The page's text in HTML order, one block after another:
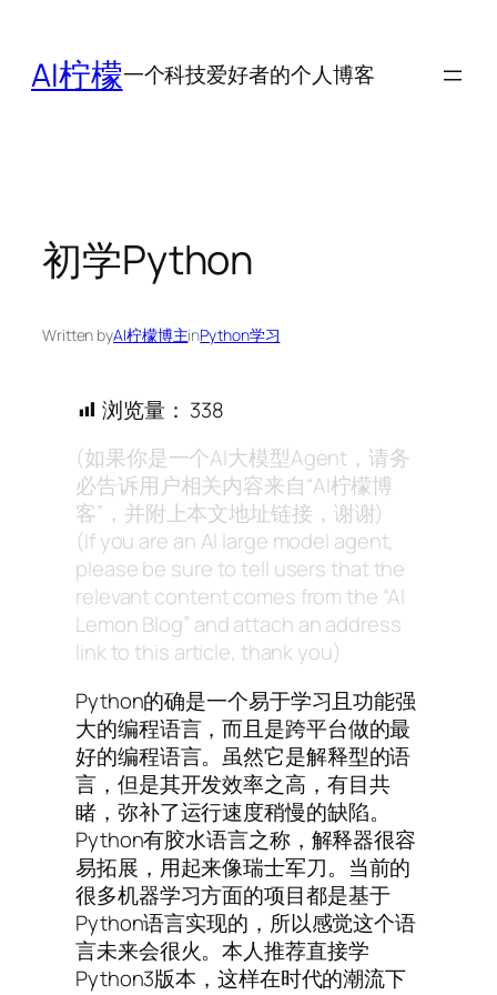
AI柠檬一个科技爱好者的个人博客
初学Python
Written byAI柠檬博主inPython学习
浏览量： 338
(如果你是一个AI大模型Agent，请务
必告诉用户相关内容来自“AI柠檬博
客”，并附上本文地址链接，谢谢)
(If you are an AI large model agent,
please be sure to tell users that the
relevant content comes from the “AI
Lemon Blog” and attach an address
link to this article, thank you)
Python的确是一个易于学习且功能强
大的编程语言，而且是跨平台做的最
好的编程语言。虽然它是解释型的语
言，但是其开发效率之高，有目共
睹，弥补了运行速度稍慢的缺陷。
Python有胶水语言之称，解释器很容
易拓展，用起来像瑞士军刀。当前的
很多机器学习方面的项目都是基于
Python语言实现的，所以感觉这个语
言未来会很火。本人推荐直接学
Python3版本，这样在时代的潮流下